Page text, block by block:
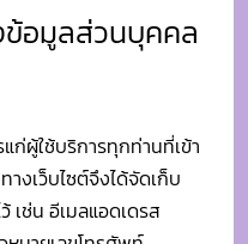
ช่น อีเมลแอดเดรส
หมายเลขโทรศัพท์
อสมัครสมาชิกหรือเพื่อใช้
หน่วยงานจะเก็บรวบรวม
แก่ อีเมล (E-Mail) เพศ
จ้งเตือนข่าวสารให้กับท่าน